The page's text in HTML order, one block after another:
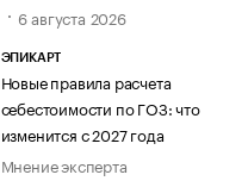
6 августа 2026
ЭПИКАРТ
Новые правила расчета
себестоимости по ГОЗ: что
изменится с 2027 года
Мнение эксперта